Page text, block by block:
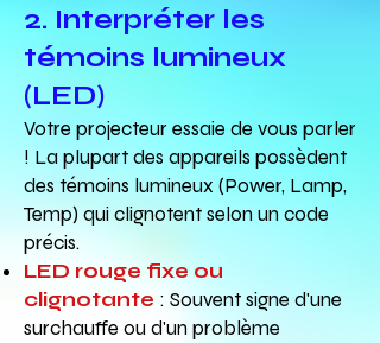
2. Interpréter les
témoins lumineux
(LED)
Votre projecteur essaie de vous parler
! La plupart des appareils possèdent
des témoins lumineux (Power, Lamp,
Temp) qui clignotent selon un code
précis.
LED rouge fixe ou
clignotante : Souvent signe d'une
surchauffe ou d'un problème